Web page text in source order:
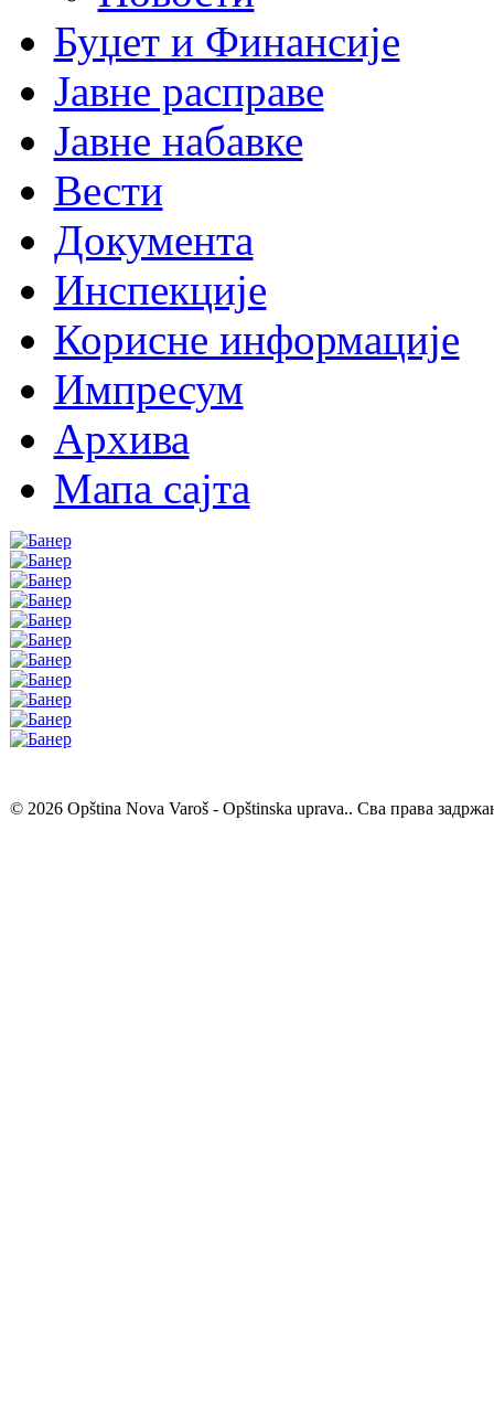
Буџет и Финансије
Јавне расправе
Јавне набавке
Вести
Документа
Инспекције
Корисне информације
Импресум
Архива
Мапа сајта
© 2026 Opština Nova Varoš - Opštinska uprava.. Сва права